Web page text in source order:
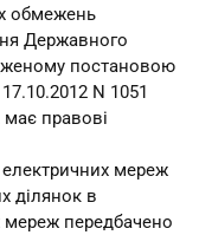
обмежень
Державного
постановою
17.10.2012 N 1051
правові
мереж
ділянок в
мереж передбачено